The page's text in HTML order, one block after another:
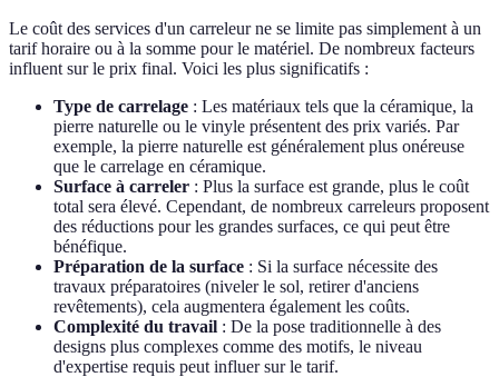
Le coût des services d'un carreleur ne se limite pas simplement à un
tarif horaire ou à la somme pour le matériel. De nombreux facteurs
influent sur le prix final. Voici les plus significatifs :
Type de carrelage : Les matériaux tels que la céramique, la
pierre naturelle ou le vinyle présentent des prix variés. Par
exemple, la pierre naturelle est généralement plus onéreuse
que le carrelage en céramique.
Surface à carreler : Plus la surface est grande, plus le coût
total sera élevé. Cependant, de nombreux carreleurs proposent
des réductions pour les grandes surfaces, ce qui peut être
bénéfique.
Préparation de la surface : Si la surface nécessite des
travaux préparatoires (niveler le sol, retirer d'anciens
revêtements), cela augmentera également les coûts.
Complexité du travail : De la pose traditionnelle à des
designs plus complexes comme des motifs, le niveau
d'expertise requis peut influer sur le tarif.